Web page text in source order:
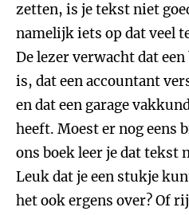
zetten, is je tekst niet
namelijk iets op dat veel
De lezer verwacht dat
is, dat een accountant
en dat een garage
heeft. Moest er nog eens
ons boek leer je dat tekst
Leuk dat je een stukje
het ook ergens over? Of